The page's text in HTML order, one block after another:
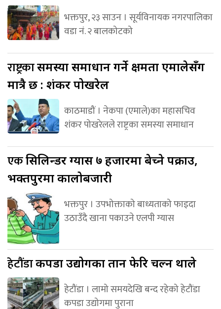
भक्तपुर, २३ साउन । सूर्यविनायक नगरपालिका
वडा नं. २ बालकोटको
राष्ट्रकासमस्या समाधान गर्ने क्षमता एमालेसँग
मात्रै छ : शंकर पोखरेल
काठमाडौं । नेकपा (एमाले)का महासचिव
शंकर पोखरेलले राष्ट्रका समस्या समाधान
एकसिलिन्डर ग्यास ७ हजारमा बेच्ने पक्राउ,
भक्तपुरमा कालोबजारी
भक्तपुर । उपभोक्ताको बाध्यताको फाइदा
उठाउँदै खाना पकाउने एलपी ग्यास
हेटौंडाकपडा उद्योगका तान फेरि चल्न थाले
हेटौंडा । लामो समयदेखि बन्द रहेको हेटौंडा
कपडा उद्योगमा पुराना